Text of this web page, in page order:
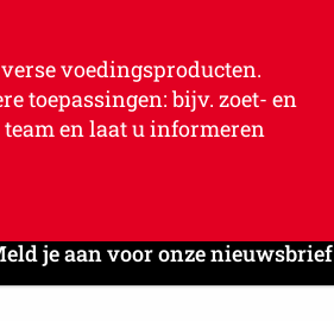
voedingsproducten.
toepassingen: bijv. zoet- en
team en laat u informeren
je aan voor onze nieuwsbrief